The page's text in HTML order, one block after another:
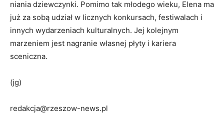
niania dziewczynki. Pomimo tak młodego wieku, Elena ma
już za sobą udział w licznych konkursach, festiwalach i
innych wydarzeniach kulturalnych. Jej kolejnym
marzeniem jest nagranie własnej płyty i kariera
sceniczna.
(jg)
redakcja@rzeszow-news.pl